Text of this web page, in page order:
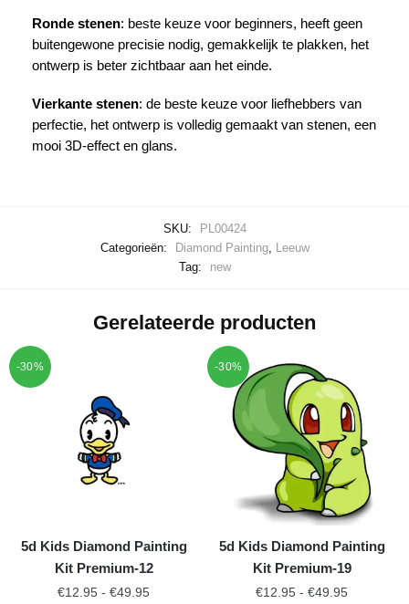
Ronde stenen: beste keuze voor beginners, heeft geen
buitengewone precisie nodig, gemakkelijk te plakken, het
ontwerp is beter zichtbaar aan het einde.
Vierkante stenen: de beste keuze voor liefhebbers van
perfectie, het ontwerp is volledig gemaakt van stenen, een
mooi 3D-effect en glans.
SKU:
PL00424
Categorieën:
Diamond Painting, Leeuw
Tag:
new
Gerelateerde producten
-30%
5d Kids Diamond Painting
Kit Premium-12
€12.95 - €49.95
-30%
5d Kids Diamond Painting
Kit Premium-19
€12.95 - €49.95